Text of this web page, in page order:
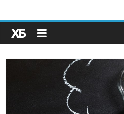
десятилетия
Кофейная революция в
сливки меняют утренний